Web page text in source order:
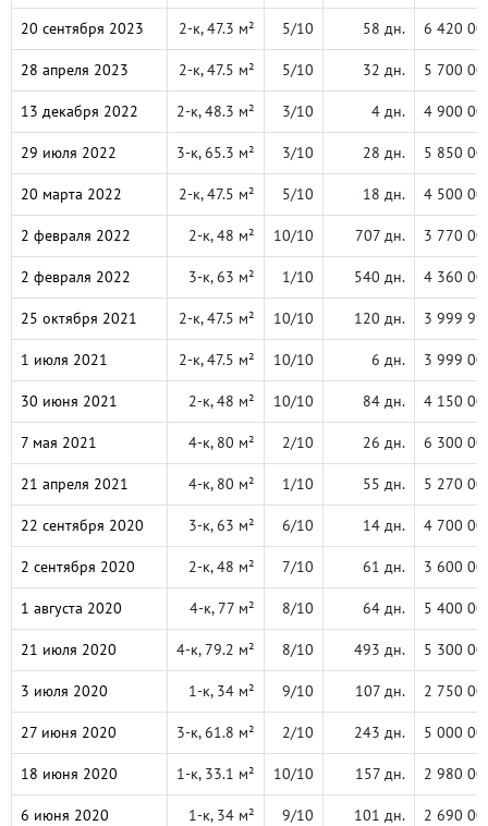
20 сентября 2023 2-к, 47.3 м² 5/10 58 дн. 6 420
28 апреля 2023 2-к, 47.5 м² 5/10 32 дн. 5 700
13 декабря 2022 2-к, 48.3 м² 3/10 4 дн. 4 900
29 июля 2022 3-к, 65.3 м² 3/10 28 дн. 5 850
20 марта 2022 2-к, 47.5 м² 5/10 18 дн. 4 500
2 февраля 2022 2-к, 48 м² 10/10 707 дн. 3 770
2 февраля 2022 3-к, 63 м² 1/10 540 дн. 4 360
25 октября 2021 2-к, 47.5 м² 10/10 120 дн. 3 999
1 июля 2021 2-к, 47.5 м² 10/10 6 дн. 3 999
30 июня 2021 2-к, 48 м² 10/10 84 дн. 4 150
7 мая 2021 4-к, 80 м² 2/10 26 дн. 6 300
21 апреля 2021 4-к, 80 м² 1/10 55 дн. 5 270
22 сентября 2020 3-к, 63 м² 6/10 14 дн. 4 700
2 сентября 2020 2-к, 48 м² 7/10 61 дн. 3 600
1 августа 2020 4-к, 77 м² 8/10 64 дн. 5 400
21 июля 2020 4-к, 79.2 м² 8/10 493 дн. 5 300
3 июля 2020 1-к, 34 м² 9/10 107 дн. 2 750
27 июня 2020 3-к, 61.8 м² 2/10 243 дн. 5 000
18 июня 2020 1-к, 33.1 м² 10/10 157 дн. 2 980
6 июня 2020 1-к, 34 м² 9/10 101 дн. 2 690